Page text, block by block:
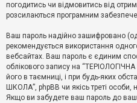
Д
о
м
о
г
погодитись чи відмовитись від
розсилаються програмним
Ваш пароль надійно зашифровано
рекомендується використання
вебсайтах. Ваш пароль є єдиним
облікового запису на
його в таємниці, і при будь-яких
ШКОЛА”, phpBB чи якісь треті
Якщо ви забудете ваш пароль до